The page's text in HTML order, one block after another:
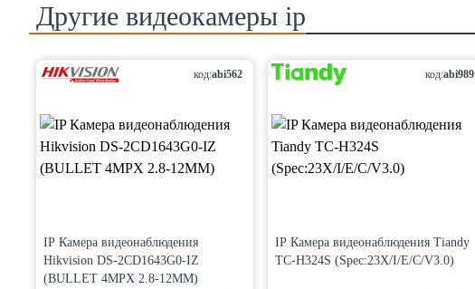
Другие видеокамеры ip
код:abi562
IP Камера видеонаблюдения
Hikvision DS-2CD1643G0-IZ
(BULLET 4MPX 2.8-12MM)
код:abi989
IP Камера видеонаблюдения Tiandy
TC-H324S (Spec:23X/I/E/C/V3.0)